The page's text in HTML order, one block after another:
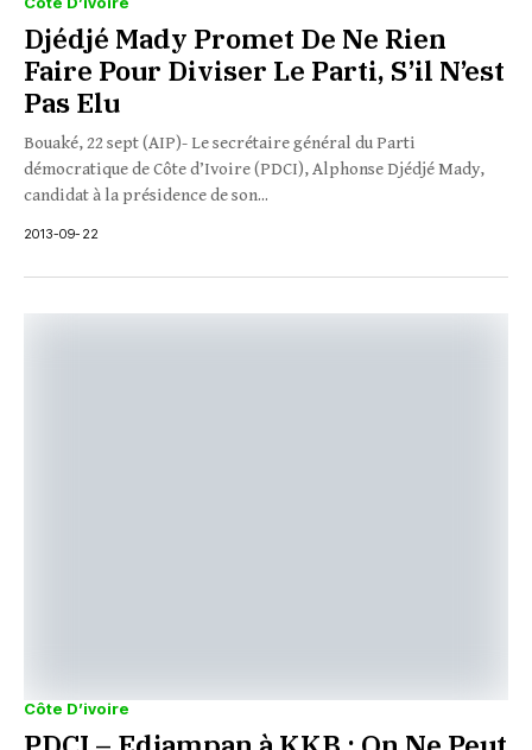
Djédjé Mady Promet De Ne Rien
Faire Pour Diviser Le Parti, S’il N’est
Pas Elu
Bouaké, 22 sept (AIP)- Le secrétaire général du Parti
démocratique de Côte d’Ivoire (PDCI), Alphonse Djédjé Mady,
candidat à la présidence de son...
2013-09-22
Côte D’ivoire